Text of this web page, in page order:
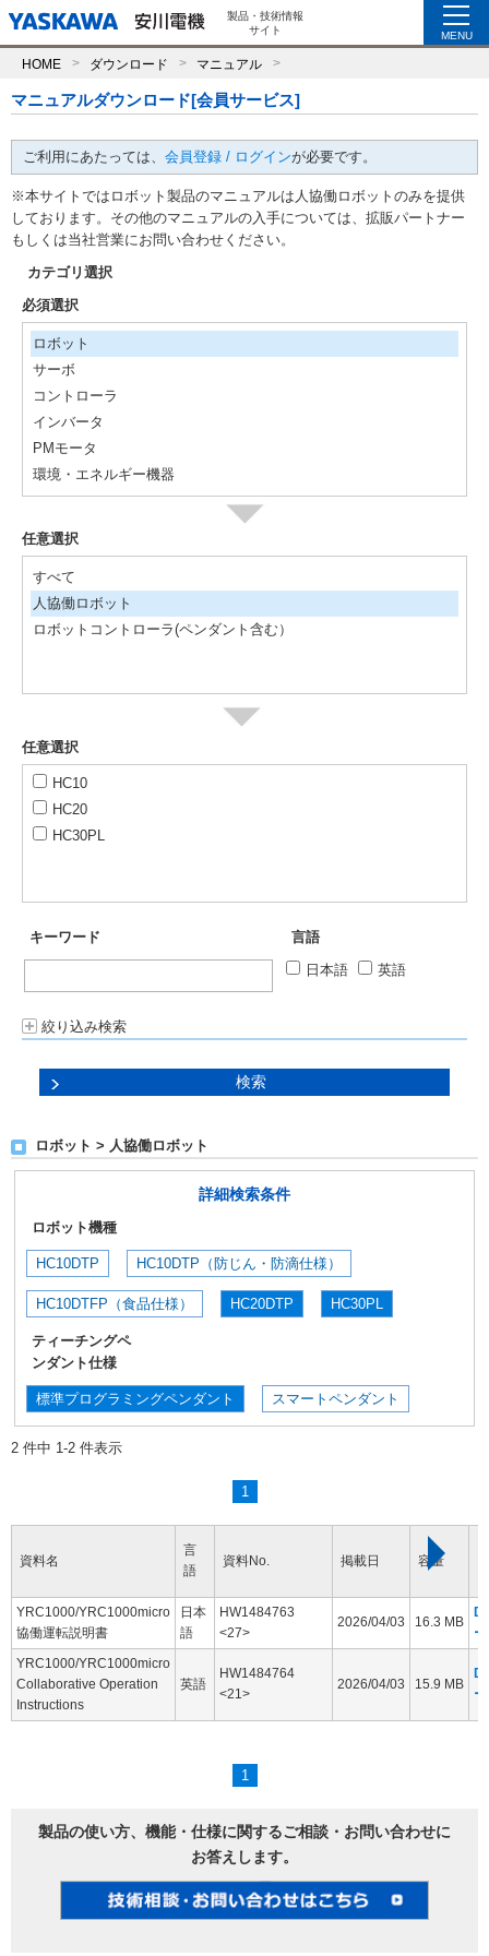
製品・技術情報
サイト
MENU
HOME ダウンロード マニュアル
マニュアルダウンロード[会員サービス]
ご利用にあたっては、 会員登録 / ログインが必要です。
※本サイトではロボット製品のマニュアルは人協働ロボットのみを提供
しております。その他のマニュアルの入手については、拡販パートナー
もしくは当社営業にお問い合わせください。
カテゴリ選択
必須選択
ロボット
サーボ
コントローラ
インバータ
PMモータ
環境・エネルギー機器
任意選択
すべて
人協働ロボット
ロボットコントローラ(ペンダント含む）
任意選択
HC10
HC20
HC30PL
キーワード
言語
日本語
英語
絞り込み検索
ロボット > 人協働ロボット
詳細検索条件
ロボット機種
HC10DTP HC10DTP（防じん・防滴仕様）
HC10DTFP（食品仕様） HC20DTP HC30PL
ティーチングペ
ンダント仕様
標準プログラミングペンダント スマートペンダント
2 件中 1-2 件表示
1
資料名
言
語
資料No. 掲載日 容量
YRC1000/YRC1000micro
協働運転説明書
日本
語
HW1484763
<27>
2026/04/03 16.3 MB
YRC1000/YRC1000micro
Collaborative Operation
Instructions
英語
HW1484764
<21>
2026/04/03 15.9 MB
1
製品の使い方、機能・仕様に関するご相談・お問い合わせに
お答えします。